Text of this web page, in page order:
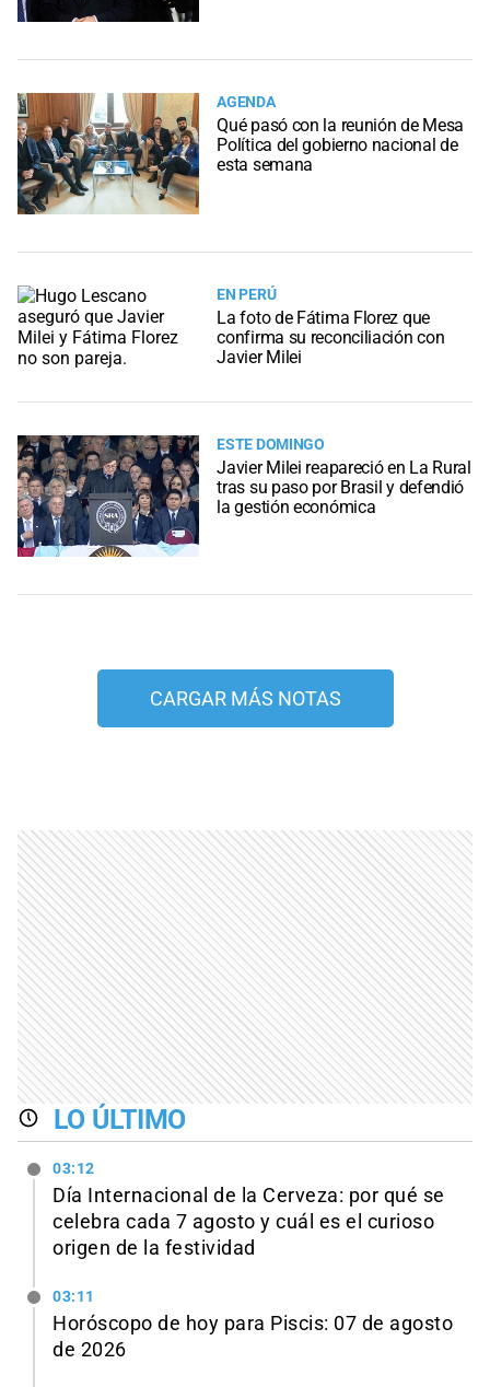
AGENDA
Qué pasó con la reunión de Mesa
Política del gobierno nacional de
esta semana
EN PERÚ
La foto de Fátima Florez que
confirma su reconciliación con
Javier Milei
ESTE DOMINGO
Javier Milei reapareció en La Rural
tras su paso por Brasil y defendió
la gestión económica
CARGAR MÁS NOTAS
LO ÚLTIMO
03:12
Día Internacional de la Cerveza: por qué se
celebra cada 7 agosto y cuál es el curioso
origen de la festividad
03:11
Horóscopo de hoy para Piscis: 07 de agosto
de 2026